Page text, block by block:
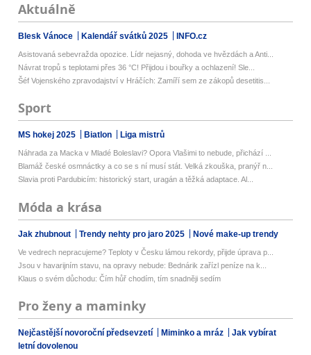
Aktuálně
Blesk Vánoce Kalendář svátků 2025 INFO.cz
Asistovaná sebevražda opozice. Lídr nejasný, dohoda ve hvězdách a Anti...
Návrat tropů s teplotami přes 36 °C! Přijdou i bouřky a ochlazení! Sle...
Šéf Vojenského zpravodajství v Hráčích: Zamíří sem ze zákopů desetitis...
Sport
MS hokej 2025 Biatlon Liga mistrů
Náhrada za Macka v Mladé Boleslavi? Opora Vlašimi to nebude, přichází ...
Blamáž české osmnáctky a co se s ní musí stát. Velká zkouška, pranýř n...
Slavia proti Pardubicím: historický start, uragán a těžká adaptace. Al...
Móda a krása
Jak zhubnout Trendy nehty pro jaro 2025 Nové make-up trendy
Ve vedrech nepracujeme? Teploty v Česku lámou rekordy, přijde úprava p...
Jsou v havarijním stavu, na opravy nebude: Bednárik zařízl peníze na k...
Klaus o svém důchodu: Čím hůř chodím, tím snadněji sedím
Pro ženy a maminky
Nejčastější novoroční předsevzetí Miminko a mráz
Jak vybírat
letní dovolenou